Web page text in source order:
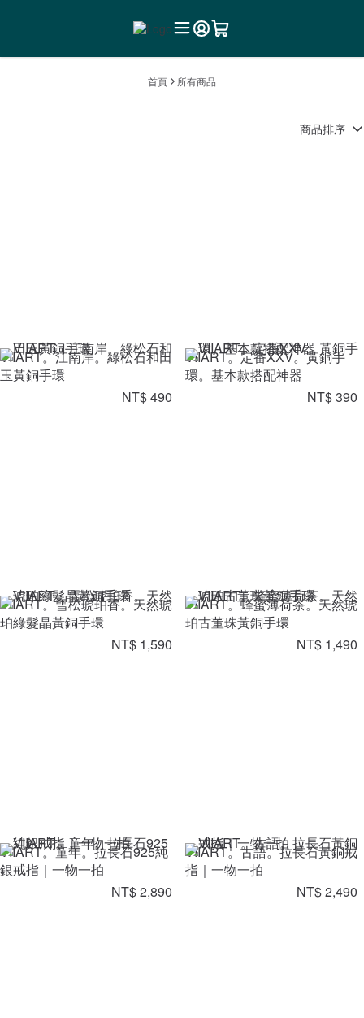
首頁 所有商品
商品排序
VIIART。江南岸。綠松石和田
玉黃銅手環
NT$ 490
VIIART。定番XXV。黃銅手
環。基本款搭配神器
NT$ 390
VIIART。雪松琥珀香。天然琥
珀綠髮晶黃銅手環
NT$ 1,590
VIIART。蜂蜜薄荷茶。天然琥
珀古董珠黃銅手環
NT$ 1,490
VIIART。童年。拉長石925純
銀戒指｜一物一拍
NT$ 2,890
VIIART。古語。拉長石黃銅戒
指｜一物一拍
NT$ 2,490